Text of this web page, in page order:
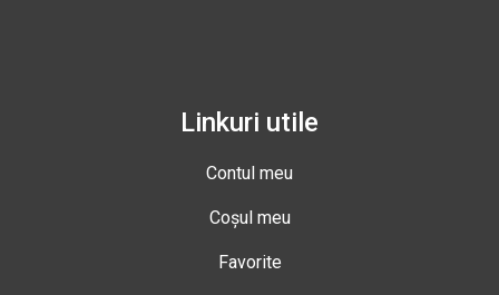
Linkuri utile
Contul meu
Coșul meu
Favorite